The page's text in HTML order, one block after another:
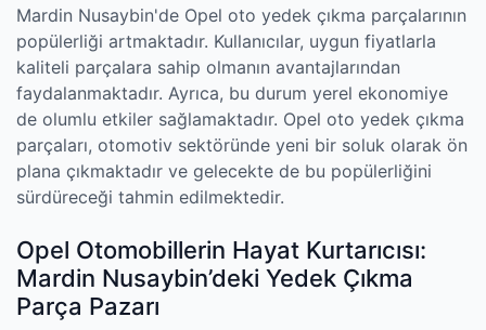
Mardin Nusaybin'de Opel oto yedek çıkma parçalarının
popülerliği artmaktadır. Kullanıcılar, uygun fiyatlarla
kaliteli parçalara sahip olmanın avantajlarından
faydalanmaktadır. Ayrıca, bu durum yerel ekonomiye
de olumlu etkiler sağlamaktadır. Opel oto yedek çıkma
parçaları, otomotiv sektöründe yeni bir soluk olarak ön
plana çıkmaktadır ve gelecekte de bu popülerliğini
sürdüreceği tahmin edilmektedir.
Opel Otomobillerin Hayat Kurtarıcısı:
Mardin Nusaybin’deki Yedek Çıkma
Parça Pazarı